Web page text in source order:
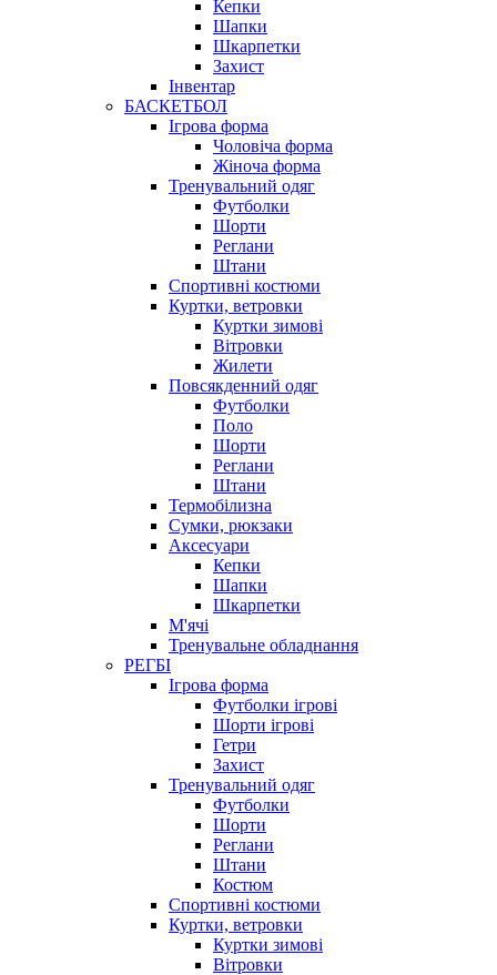
Кепки
Шапки
Шкарпетки
Захист
Інвентар
БАСКЕТБОЛ
Ігрова форма
Чоловіча форма
Жіноча форма
Тренувальний одяг
Футболки
Шорти
Реглани
Штани
Спортивні костюми
Куртки, ветровки
Куртки зимові
Вітровки
Жилети
Повсякденний одяг
Футболки
Поло
Шорти
Реглани
Штани
Термобілизна
Сумки, рюкзаки
Аксесуари
Кепки
Шапки
Шкарпетки
М'ячі
Тренувальне обладнання
РЕГБІ
Ігрова форма
Футболки ігрові
Шорти ігрові
Гетри
Захист
Тренувальний одяг
Футболки
Шорти
Реглани
Штани
Костюм
Спортивні костюми
Куртки, ветровки
Куртки зимові
Вітровки